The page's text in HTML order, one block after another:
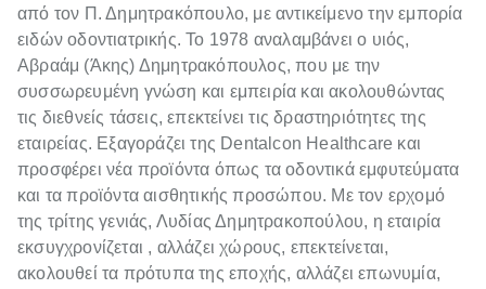
από τον Π. Δημητρακόπουλο, με αντικείμενο την εμπορία
ειδών οδοντιατρικής. Το 1978 αναλαμβάνει ο υιός,
Αβραάμ (Άκης) Δημητρακόπουλος, που με την
συσσωρευμένη γνώση και εμπειρία και ακολουθώντας
τις διεθνείς τάσεις, επεκτείνει τις δραστηριότητες της
εταιρείας. Εξαγοράζει της Dentalcon Healthcare και
προσφέρει νέα προϊόντα όπως τα οδοντικά εμφυτεύματα
και τα προϊόντα αισθητικής προσώπου. Με τον ερχομό
της τρίτης γενιάς, Λυδίας Δημητρακοπούλου, η εταιρία
εκσυγχρονίζεται , αλλάζει χώρους, επεκτείνεται,
ακολουθεί τα πρότυπα της εποχής, αλλάζει επωνυμία,